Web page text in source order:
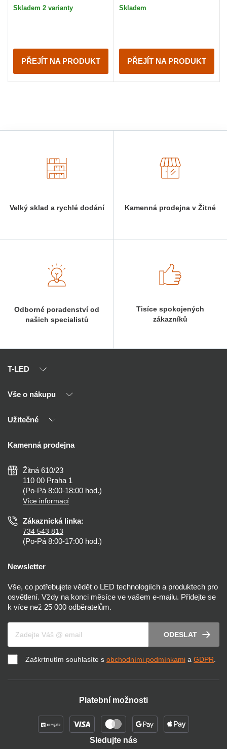
Skladem 2 varianty
PŘEJÍT NA PRODUKT
Skladem
PŘEJÍT NA PRODUKT
Velký sklad a rychlé dodání Kamenná prodejna v Žitné
Odborné poradenství od
našich specialistů
Tisíce spokojených
zákazníků
T-LED
O nás
Kontakty
Vše o nákupu
Výhody T-LED
Montáž
Nejčastější dotazy
Než koupíte
Osvětlení dle místnosti
Užitečné
Reklamace a vrácení
Zásady ochrany soukromí
Nastavení cookies
Prohlášení o přístupnosti
Kamenná prodejna
Žitná 610/23
110 00 Praha 1
(Po-Pá 8:00-18:00 hod.)
Více informací
Zákaznická linka:
734 543 813
(Po-Pá 8:00-17:00 hod.)
Newsletter
Vše, co potřebujete vědět o LED technologiích a produktech pro
osvětlení. Vždy na konci měsíce ve vašem e-mailu. Přidejte se
k více než 25 000 odběratelům.
ODESLAT
Zaškrtnutím souhlasíte s obchodními podmínkami a GDPR
Platební možnosti
Sledujte nás